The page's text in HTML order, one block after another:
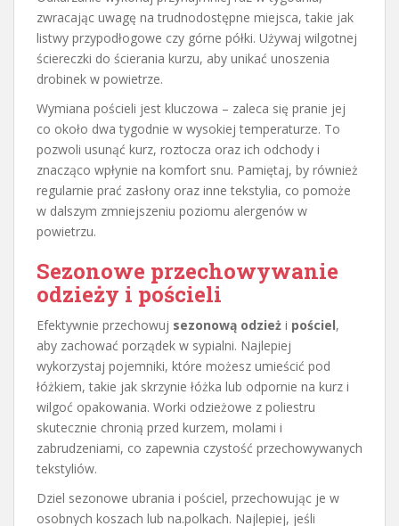
zwracając uwagę na trudnodostępne miejsca, takie jak
listwy przypodłogowe czy górne półki. Używaj wilgotnej
ściereczki do ścierania kurzu, aby unikać unoszenia
drobinek w powietrze.
Wymiana pościeli jest kluczowa – zaleca się pranie jej
co około dwa tygodnie w wysokiej temperaturze. To
pozwoli usunąć kurz, roztocza oraz ich odchody i
znacząco wpłynie na komfort snu. Pamiętaj, by również
regularnie prać zasłony oraz inne tekstylia, co pomoże
w dalszym zmniejszeniu poziomu alergenów w
powietrzu.
Sezonowe przechowywanie
odzieży i pościeli
Efektywnie przechowuj sezonową odzież i pościel,
aby zachować porządek w sypialni. Najlepiej
wykorzystaj pojemniki, które możesz umieścić pod
łóżkiem, takie jak skrzynie łóżka lub odpornie na kurz i
wilgoć opakowania. Worki odzieżowe z poliestru
skutecznie chronią przed kurzem, molami i
zabrudzeniami, co zapewnia czystość przechowywanych
tekstyliów.
Dziel sezonowe ubrania i pościel, przechowując je w
osobnych koszach lub na.polkach. Najlepiej, jeśli